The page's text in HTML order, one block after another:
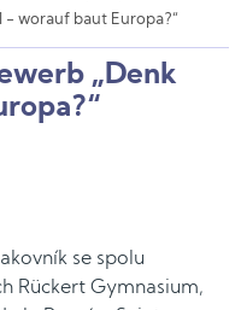
- worauf baut Europa?“
„Denk
se spolu
Rückert Gymnasium,